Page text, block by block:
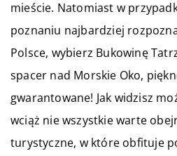
mieście. Natomiast w
poznaniu najbardziej
Polsce, wybierz Bukowinę
spacer nad Morskie Oko,
gwarantowane! Jak widzisz
wciąż nie wszystkie warte
turystyczne, w które obfituje